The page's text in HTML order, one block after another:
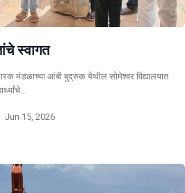
स्वागत
मंडळाच्या आंबी बुद्रुक येथील सोमेश्वर विद्यालयात
Jun 15, 2026